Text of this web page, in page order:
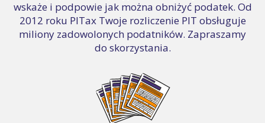
wskaże i podpowie jak można obniżyć podatek. Od
2012 roku PITax Twoje rozliczenie PIT obsługuje
miliony zadowolonych podatników. Zapraszamy
do skorzystania.